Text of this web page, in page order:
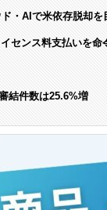
・AIで米依存脱却を
センス料支払いを命
結件数は25.6%増